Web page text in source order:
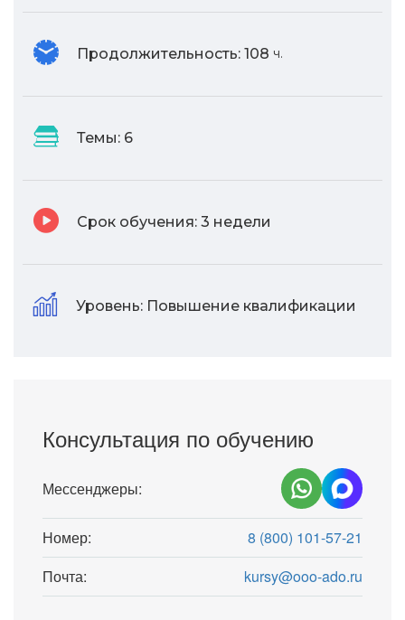
Продолжительность: 108 ч.
Темы: 6
Срок обучения: 3 недели
Уровень: Повышение квалификации
Консультация по обучению
Мессенджеры:
Номер:
8 (800) 101-57-21
Почта:
kursy@ooo-ado.ru